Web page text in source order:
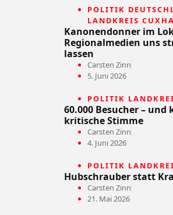
POLITIK
LANDKREIS
Kanonendonner im
Regionalmedien uns
lassen
Carsten Zinn
5. Juni 2026
POLITIK
60.000 Besucher – und
kritische Stimme
Carsten Zinn
4. Juni 2026
POLITIK
Hubschrauber statt
Carsten Zinn
21. Mai 2026